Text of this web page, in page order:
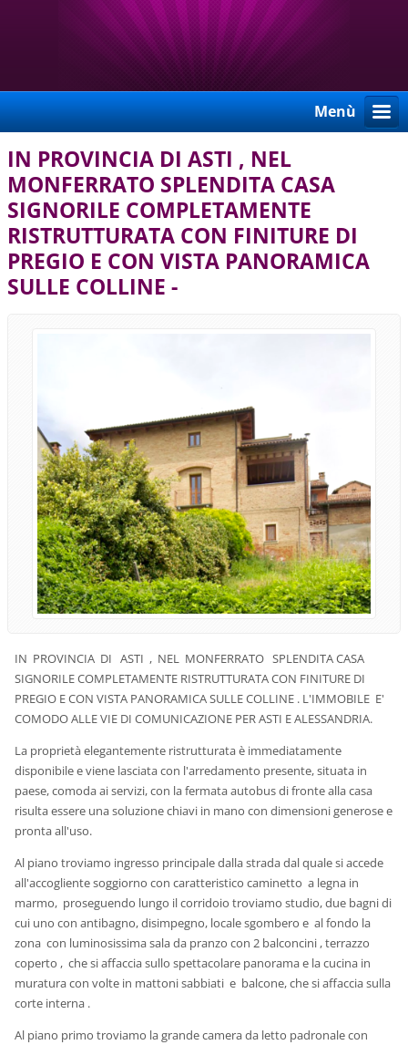
Menù
IN PROVINCIA DI ASTI , NEL
MONFERRATO SPLENDITA CASA
SIGNORILE COMPLETAMENTE
RISTRUTTURATA CON FINITURE DI
PREGIO E CON VISTA PANORAMICA
SULLE COLLINE -
IN PROVINCIA DI ASTI , NEL MONFERRATO SPLENDITA CASA
SIGNORILE COMPLETAMENTE RISTRUTTURATA CON FINITURE DI
PREGIO E CON VISTA PANORAMICA SULLE COLLINE . L'IMMOBILE E'
COMODO ALLE VIE DI COMUNICAZIONE PER ASTI E ALESSANDRIA.
La proprietà elegantemente ristrutturata è immediatamente
disponibile e viene lasciata con l'arredamento presente, situata in
paese, comoda ai servizi, con la fermata autobus di fronte alla casa
risulta essere una soluzione chiavi in mano con dimensioni generose e
pronta all'uso.
Al piano troviamo ingresso principale dalla strada dal quale si accede
all'accogliente soggiorno con caratteristico caminetto a legna in
marmo, proseguendo lungo il corridoio troviamo studio, due bagni di
cui uno con antibagno, disimpegno, locale sgombero e al fondo la
zona con luminosissima sala da pranzo con 2 balconcini , terrazzo
coperto , che si affaccia sullo spettacolare panorama e la cucina in
muratura con volte in mattoni sabbiati e balcone, che si affaccia sulla
corte interna .
Al piano primo troviamo la grande camera da letto padronale con